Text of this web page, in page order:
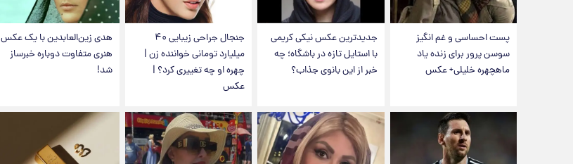
پست احساسی و غم انگیز
سوسن پرور برای زنده یاد
ماهچهره خلیلی+ عکس
جدیدترین عکس نیکی کریمی
با استایل تازه در باشگاه؛ چه
خبر از این بانوی جذاب؟
جنجال جراحی زیبایی ۴۰
میلیارد تومانی خواننده زن |
چهره او چه تغییری کرد؟ |
عکس
هدی زین‌العابدین با یک عکس
هنری متفاوت دوباره خبرساز
شد!